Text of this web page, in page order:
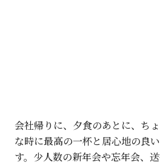
会社帰りに、夕食のあとに、ちょ
な時に最高の一杯と居心地の良
す。少人数の新年会や忘年会、